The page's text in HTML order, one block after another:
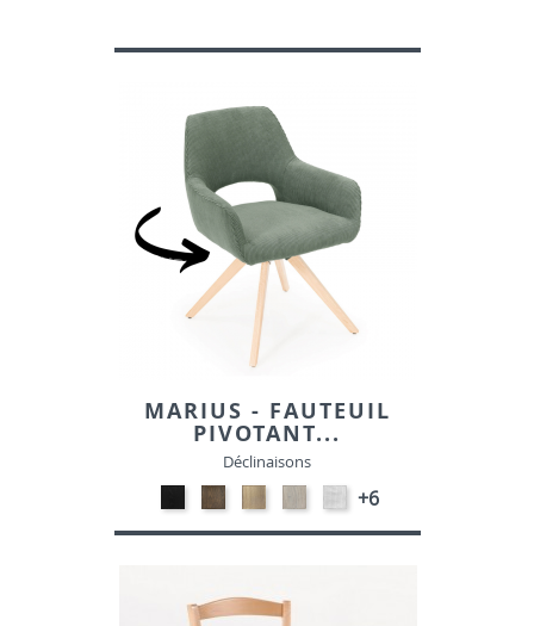
MARIUS - FAUTEUIL
PIVOTANT...
Déclinaisons
Noir
E018
Chêne
Smoked
E016
chêne
Naturel
E017
chêne
Blanchi
E03
chêne
REBEL-
CREAM
9712
+6